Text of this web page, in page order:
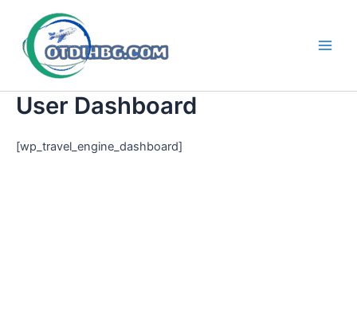
content
User Dashboard
[wp_travel_engine_dashboard]